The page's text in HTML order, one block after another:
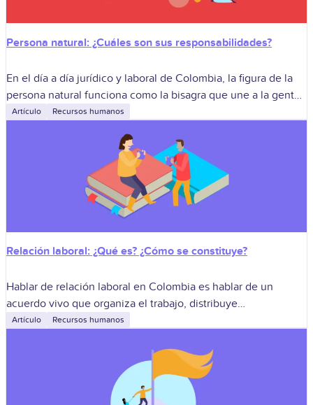
Persona natural: ¿Cuáles son sus responsabilidades?
En el día a día jurídico y laboral de Colombia, la figura de la
persona natural funciona como la bisagra que une a la gente,
las empresas y el Estado.
Artículo Recursos humanos
Relación laboral: ¿Qué es? ¿Cómo se constituye?
Hablar de relación laboral en Colombia es hablar de un
acuerdo vivo que organiza el trabajo, distribuye
responsabilidades y protege derechos. No es un papel; es la
Artículo Recursos humanos